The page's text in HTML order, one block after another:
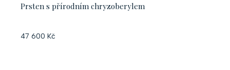
Prsten s přírodním chryzoberylem
47 600 Kč